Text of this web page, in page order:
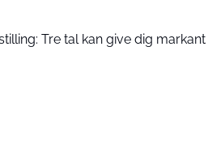
Tre tal kan give dig